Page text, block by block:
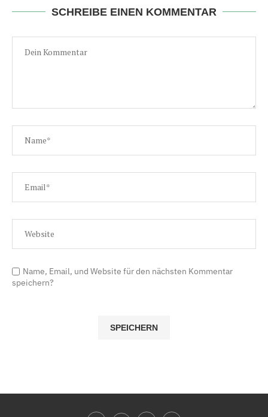
SCHREIBE EINEN KOMMENTAR
Name, Email, und Website für den nächsten Kommentar
speichern?